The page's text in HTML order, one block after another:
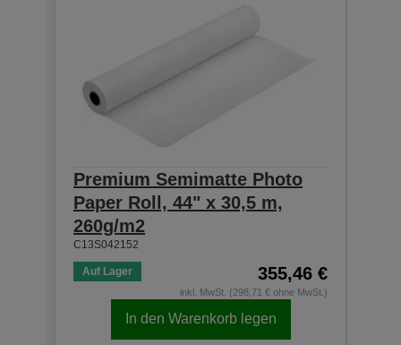
Premium Semimatte Photo
Paper Roll, 44" x 30,5 m,
260g/m2
C13S042152
Auf Lager 355,46 €
inkl. MwSt. (298,71 € ohne MwSt.)
In den Warenkorb legen